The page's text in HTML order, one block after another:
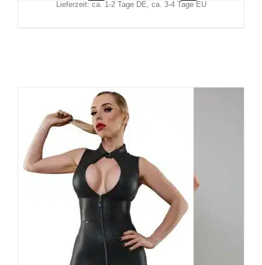
Lieferzeit: ca. 1-2 Tage DE, ca. 3-4 Tage EU